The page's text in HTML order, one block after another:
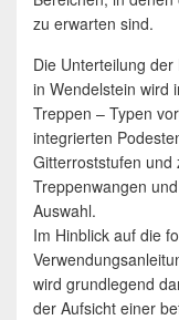
zu erwarten sind.
Die Unterteilung
in Wendelstein wird
Treppen – Typen
integrierten
Gitterroststufen
Treppenwangen
Auswahl.
Im Hinblick auf die
wird grundlegend
der Aufsicht einer